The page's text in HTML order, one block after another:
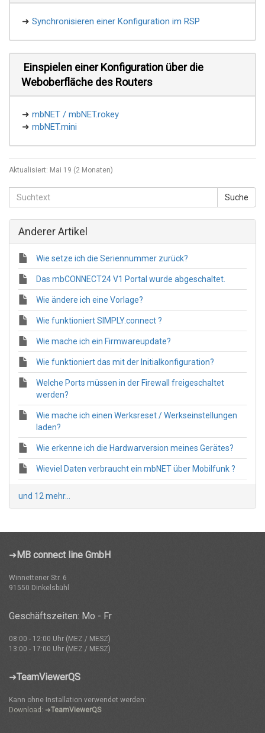
➜ Synchronisieren einer Konfiguration im RSP
Einspielen einer Konfiguration über die
Weboberfläche des Routers
➜ mbNET / mbNET.rokey
➜ mbNET.mini
Aktualisiert: Mai 19 (2 Monaten)
Anderer Artikel
Wie setze ich die Seriennummer zurück?
Das mbCONNECT24 V1 Portal wurde abgeschaltet.
Wie ändere ich eine Vorlage?
Wie funktioniert SIMPLY.connect ?
Wie mache ich ein Firmwareupdate?
Wie funktioniert das mit der Initialkonfiguration?
Welche Ports müssen in der Firewall freigeschaltet
werden?
Wie mache ich einen Werksreset / Werkseinstellungen
laden?
Wie erkenne ich die Hardwarversion meines Gerätes?
Wieviel Daten verbraucht ein mbNET über Mobilfunk ?
und 12 mehr...
➜ MB connect line GmbH
Winnettener Str. 6
91550 Dinkelsbühl
Geschäftszeiten: Mo - Fr
08:00 - 12:00 Uhr (MEZ / MESZ)
13:00 - 17:00 Uhr (MEZ / MESZ)
➜TeamViewerQS
Kann ohne Installation verwendet werden:
Download: ➜TeamViewerQS